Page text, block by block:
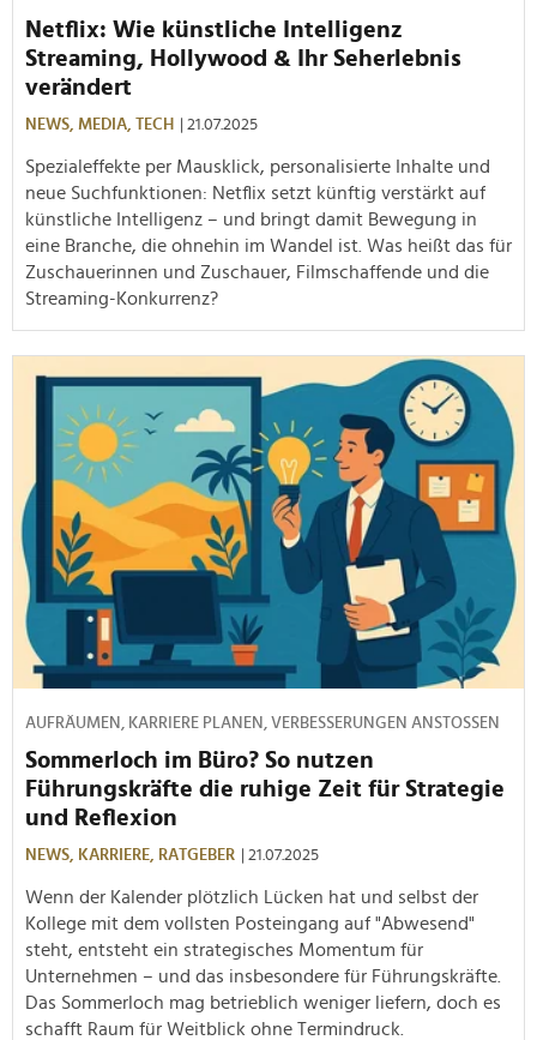
Netflix: Wie künstliche Intelligenz
Streaming, Hollywood & Ihr Seherlebnis
verändert
NEWS, MEDIA, TECH | 21.07.2025
Spezialeffekte per Mausklick, personalisierte Inhalte und
neue Suchfunktionen: Netflix setzt künftig verstärkt auf
künstliche Intelligenz – und bringt damit Bewegung in
eine Branche, die ohnehin im Wandel ist. Was heißt das für
Zuschauerinnen und Zuschauer, Filmschaffende und die
Streaming-Konkurrenz?
AUFRÄUMEN, KARRIERE PLANEN, VERBESSERUNGEN ANSTOSSEN
Sommerloch im Büro? So nutzen
Führungskräfte die ruhige Zeit für Strategie
und Reflexion
NEWS, KARRIERE, RATGEBER | 21.07.2025
Wenn der Kalender plötzlich Lücken hat und selbst der
Kollege mit dem vollsten Posteingang auf "Abwesend"
steht, entsteht ein strategisches Momentum für
Unternehmen – und das insbesondere für Führungskräfte.
Das Sommerloch mag betrieblich weniger liefern, doch es
schafft Raum für Weitblick ohne Termindruck.